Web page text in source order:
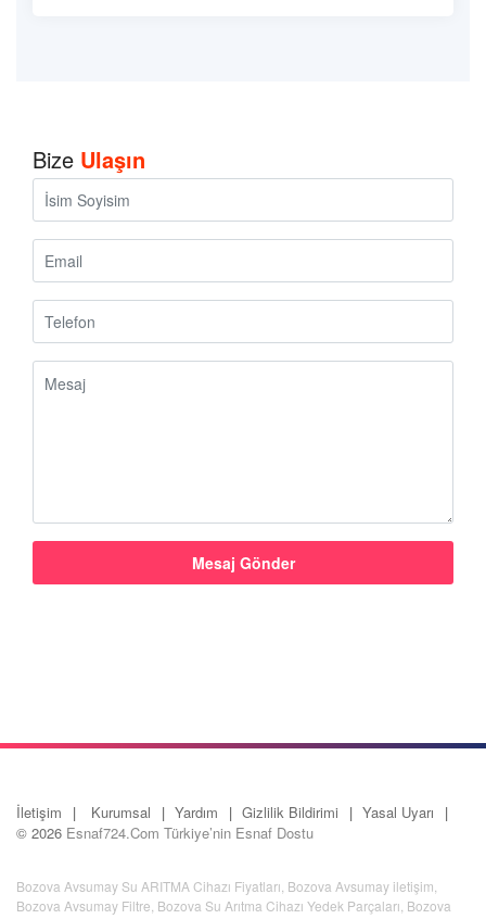
Bize Ulaşın
İletişim Kurumsal Yardım Gizlilik Bildirimi
Yasal Uyarı
© 2026 Esnaf724.Com Türkiye’nin Esnaf Dostu
Bozova Avsumay Su ARITMA Cihazı Fiyatları Bozova Avsumay iletişim
Bozova Avsumay Filtre Bozova Su Arıtma Cihazı Yedek Parçaları Bozova